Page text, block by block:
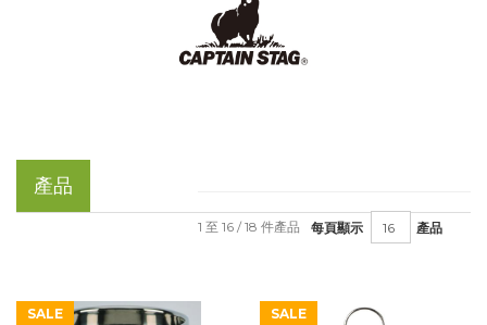
產品
每頁顯示 產品
1 至 16 / 18 件產品
SALE
SALE